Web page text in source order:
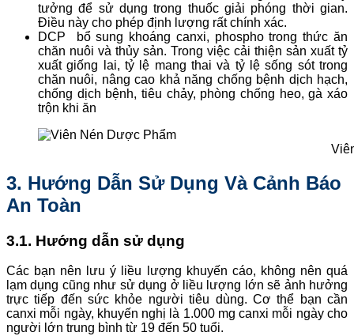
tưởng để sử dụng trong thuốc giải phóng thời gian.
Điều này cho phép định lượng rất chính xác.
DCP bổ sung khoáng canxi, phospho trong thức ăn
chăn nuôi và thủy sản. Trong việc cải thiện sản xuất tỷ
xuất giống lai, tỷ lệ mang thai và tỷ lệ sống sót trong
chăn nuôi, nâng cao khả năng chống bệnh dịch hạch,
chống dịch bệnh, tiêu chảy, phòng chống heo, gà xáo
trộn khi ăn
3. Hướng Dẫn Sử Dụng Và Cảnh Báo
An Toàn
3.1. Hướng dẫn sử dụng
Các bạn nên lưu ý liều lượng khuyến cáo, không nên quá
lạm dụng cũng như sử dụng ở liều lượng lớn sẽ ảnh hưởng
trực tiếp đến sức khỏe người tiêu dùng. Cơ thể bạn cần
canxi mỗi ngày, khuyến nghị là 1.000 mg canxi mỗi ngày cho
người lớn trung bình từ 19 đến 50 tuổi.